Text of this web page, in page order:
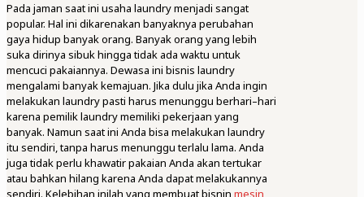
Pada jaman saat ini usaha laundry menjadi sangat
popular. Hal ini dikarenakan banyaknya perubahan
gaya hidup banyak orang. Banyak orang yang lebih
suka dirinya sibuk hingga tidak ada waktu untuk
mencuci pakaiannya. Dewasa ini bisnis laundry
mengalami banyak kemajuan. Jika dulu jika Anda ingin
melakukan laundry pasti harus menunggu berhari–hari
karena pemilik laundry memiliki pekerjaan yang
banyak. Namun saat ini Anda bisa melakukan laundry
itu sendiri, tanpa harus menunggu terlalu lama. Anda
juga tidak perlu khawatir pakaian Anda akan tertukar
atau bahkan hilang karena Anda dapat melakukannya
sendiri. Kelebihan inilah yang membuat bisnin mesin